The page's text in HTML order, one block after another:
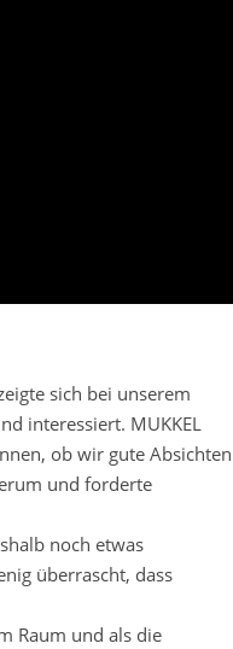
sich bei unserem
interessiert. MUKKEL
ob wir gute Absichten
und forderte
noch etwas
überrascht, dass
Raum und als die